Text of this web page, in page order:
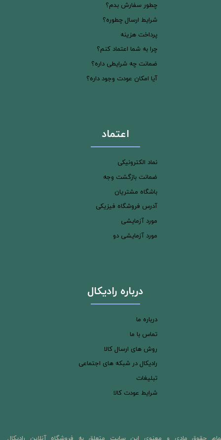
چطور سفارش بدم؟
شرایط ارسال چطوره؟
پرداخت هزینه
چرا به شما اعتماد کنم؟
ضمانت چه شرایطی داره؟
آیا امکان عودت وجود داره؟
اعتماد
نماد الکترونیکی
ضمانت بازگشت وجه
باشگاه مشتریان
آدرس فروشگاه فیزیکی
مورد آزمایشی
مورد آزمایشی دو
درباره رادیکال
درباره ما
تماس با ما
روش های ارسال کالا
رادیکال در شبکه های اجتماعی
تبلیغات
شرایط عودت کالا